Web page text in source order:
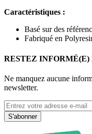
Caractéristiques :
Basé sur des
Fabriqué en
RESTEZ INFORMÉ(E)
Ne manquez aucune
newsletter.
S'abonner